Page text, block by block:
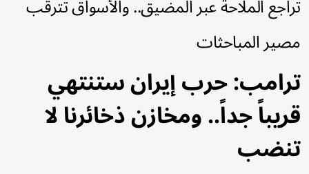
تراجع الملاحة عبر المضيق.. والأسواق تترقب
مصير المباحثات
ترامب: حرب إيران ستنتهي
قريباً جداً.. ومخازن ذخائرنا لا
تنضب